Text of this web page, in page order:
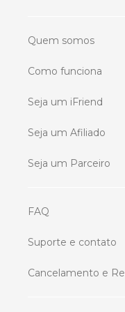
Quem somos
Como funciona
Seja um iFriend
Seja um Afiliado
Seja um Parceiro
FAQ
Suporte e contato
Cancelamento e